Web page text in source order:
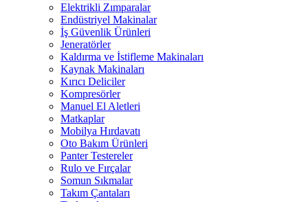
Elektrikli Zımparalar
Endüstriyel Makinalar
İş Güvenlik Ürünleri
Jeneratörler
Kaldırma ve İstifleme Makinaları
Kaynak Makinaları
Kırıcı Deliciler
Kompresörler
Manuel El Aletleri
Matkaplar
Mobilya Hırdavatı
Oto Bakım Ürünleri
Panter Testereler
Rulo ve Fırçalar
Somun Sıkmalar
Takım Çantaları